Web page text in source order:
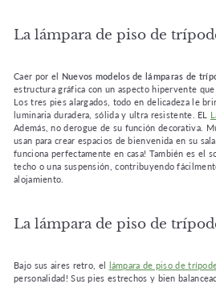
La lámpara de piso de
Caer por el Nuevos modelos de lámparas de
estructura gráfica con un aspecto hipervente
Los tres pies alargados, todo en delicadeza le
luminaria duradera, sólida y ultra resistente. EL
Además, no derogue de su función decorativa.
usan para crear espacios de bienvenida en su
funciona perfectamente en casa! También es el
techo o una suspensión, contribuyendo
alojamiento.
La lámpara de piso de
Bajo sus aires retro, el lámpara de piso de
personalidad! Sus pies estrechos y bien